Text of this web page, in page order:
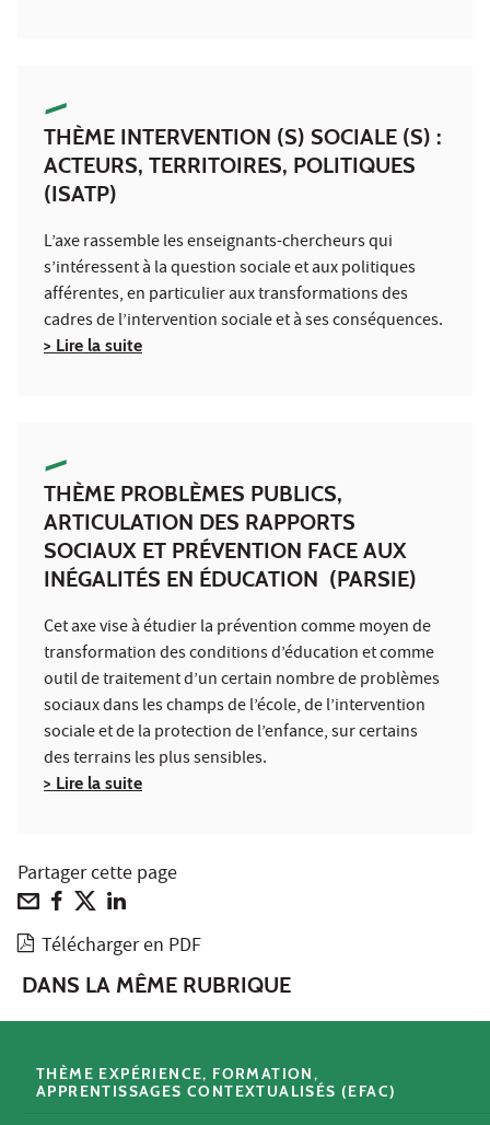
THÈME INTERVENTION (S) SOCIALE (S) :
ACTEURS, TERRITOIRES, POLITIQUES
(ISATP)
L’axe rassemble les enseignants-chercheurs qui
s’intéressent à la question sociale et aux politiques
afférentes, en particulier aux transformations des
cadres de l’intervention sociale et à ses conséquences.
> Lire la suite
THÈME PROBLÈMES PUBLICS,
ARTICULATION DES RAPPORTS
SOCIAUX ET PRÉVENTION FACE AUX
INÉGALITÉS EN ÉDUCATION (PARSIE)
Cet axe vise à étudier la prévention comme moyen de
transformation des conditions d’éducation et comme
outil de traitement d’un certain nombre de problèmes
sociaux dans les champs de l’école, de l’intervention
sociale et de la protection de l’enfance, sur certains
des terrains les plus sensibles.
> Lire la suite
Partager cette page
Télécharger en PDF
DANS LA MÊME RUBRIQUE
THÈME EXPÉRIENCE, FORMATION,
APPRENTISSAGES CONTEXTUALISÉS (EFAC)